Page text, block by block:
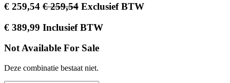
€ 259,54 €259,54 Exclusief BTW
€ 389,99 Inclusief BTW
Not Available For Sale
Deze combinatie bestaat niet.